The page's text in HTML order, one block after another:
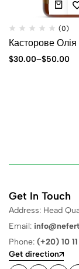
(0)
Касторове Олія
$30.00–$50.00
Get In Touch
Address: Head
Email:
Phone: (+20) 10
Get direction